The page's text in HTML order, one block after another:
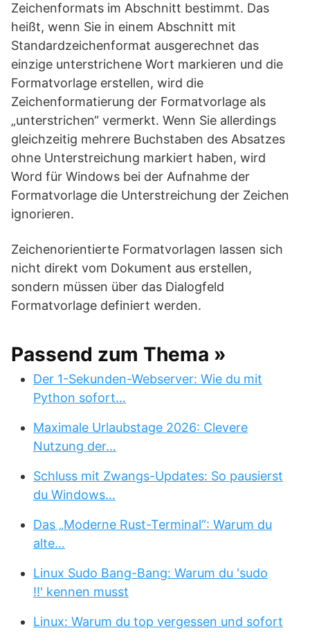
Zeichenformats im Abschnitt bestimmt. Das
heißt, wenn Sie in einem Abschnitt mit
Standardzeichenformat ausgerechnet das
einzige unterstrichene Wort markieren und die
Formatvorlage erstellen, wird die
Zeichenformatierung der Formatvorlage als
„unterstrichen“ vermerkt. Wenn Sie allerdings
gleichzeitig mehrere Buchstaben des Absatzes
ohne Unterstreichung markiert haben, wird
Word für Windows bei der Aufnahme der
Formatvorlage die Unterstreichung der Zeichen
ignorieren.
Zeichenorientierte Formatvorlagen lassen sich
nicht direkt vom Dokument aus erstellen,
sondern müssen über das Dialogfeld
Formatvorlage definiert werden.
Passend zum Thema »
Der 1-Sekunden-Webserver: Wie du mit
Python sofort…
Maximale Urlaubstage 2026: Clevere
Nutzung der…
Schluss mit Zwangs-Updates: So pausierst
du Windows…
Das „Moderne Rust-Terminal“: Warum du
alte…
Linux Sudo Bang-Bang: Warum du 'sudo
!!' kennen musst
Linux: Warum du top vergessen und sofort